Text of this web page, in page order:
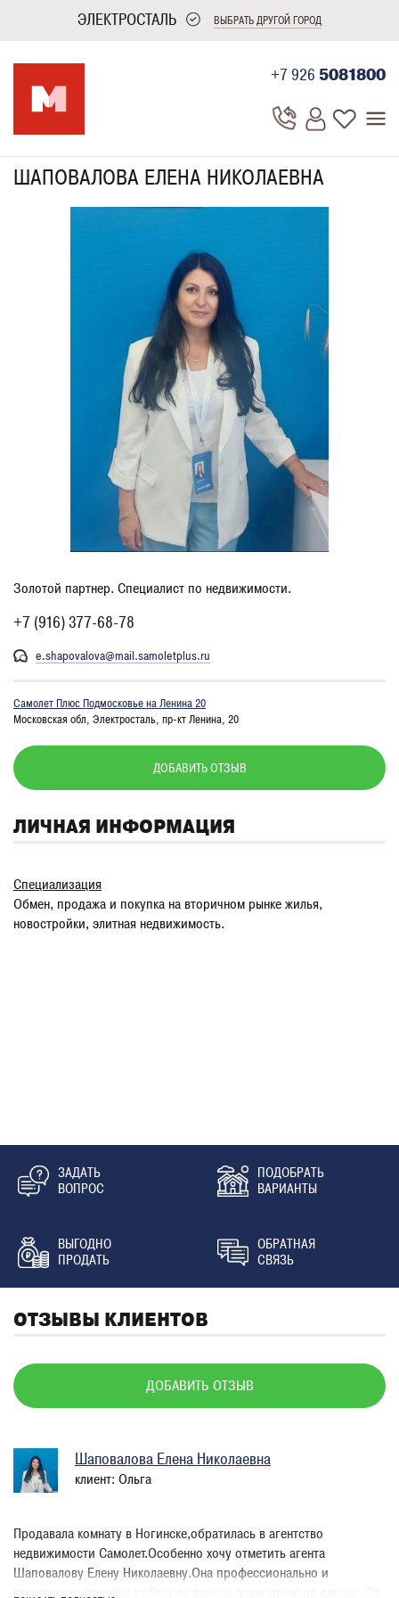
ЭЛЕКТРОСТАЛЬ ВЫБРАТЬ ДРУГОЙ ГОРОД
+7 926 5081800
ШАПОВАЛОВА ЕЛЕНА НИКОЛАЕВНА
Золотой партнер. Специалист по недвижимости.
+7 (916) 377-68-78
e.shapovalova@mail.samoletplus.ru
Самолет Плюс Подмосковье на Ленина 20
Московская обл, Электросталь, пр-кт Ленина, 20
ДОБАВИТЬ ОТЗЫВ
ЛИЧНАЯ ИНФОРМАЦИЯ
Специализация
Обмен, продажа и покупка на вторичном рынке жилья,
новостройки, элитная недвижимость.
ЗАДАТЬ
ВОПРОС
ПОДОБРАТЬ
ВАРИАНТЫ
ВЫГОДНО
ПРОДАТЬ
ОБРАТНАЯ
СВЯЗЬ
ОТЗЫВЫ КЛИЕНТОВ
ДОБАВИТЬ ОТЗЫВ
Шаповалова Елена Николаевна
клиент: Ольга
Продавала комнату в Ногинске,обратилась в агентство
недвижимости Самолет.Особенно хочу отметить агента
Шаповалову Елену Николаевну.Она профессионально и
качественно провела работу от поиска покупателя до сделки .От